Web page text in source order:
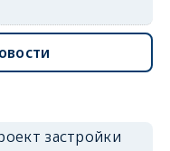
застройки